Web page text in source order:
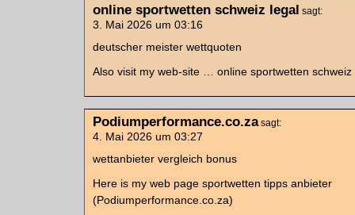
online sportwetten schweiz legal sagt:
3. Mai 2026 um 03:16
deutscher meister wettquoten
Also visit my web-site … online sportwetten schweiz
Podiumperformance.co.za sagt:
4. Mai 2026 um 03:27
wettanbieter vergleich bonus
Here is my web page sportwetten tipps anbieter
(Podiumperformance.co.za)